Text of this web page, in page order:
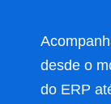
desde o
do ERP